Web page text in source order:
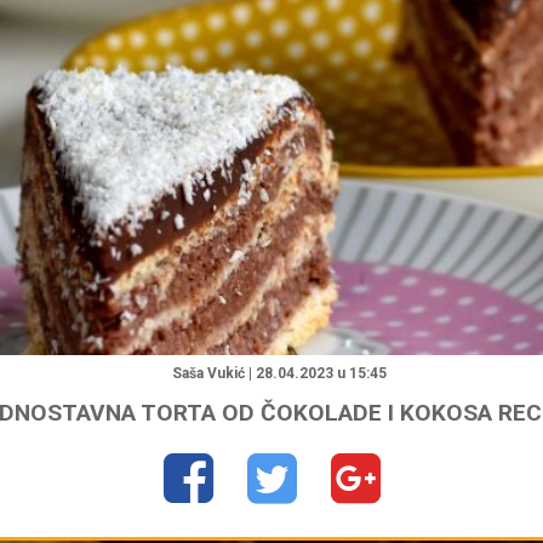
"
Saša Vukić | 28.04.2023 u 15:45
TORTA OD ČOKOLADE I KOKOSA